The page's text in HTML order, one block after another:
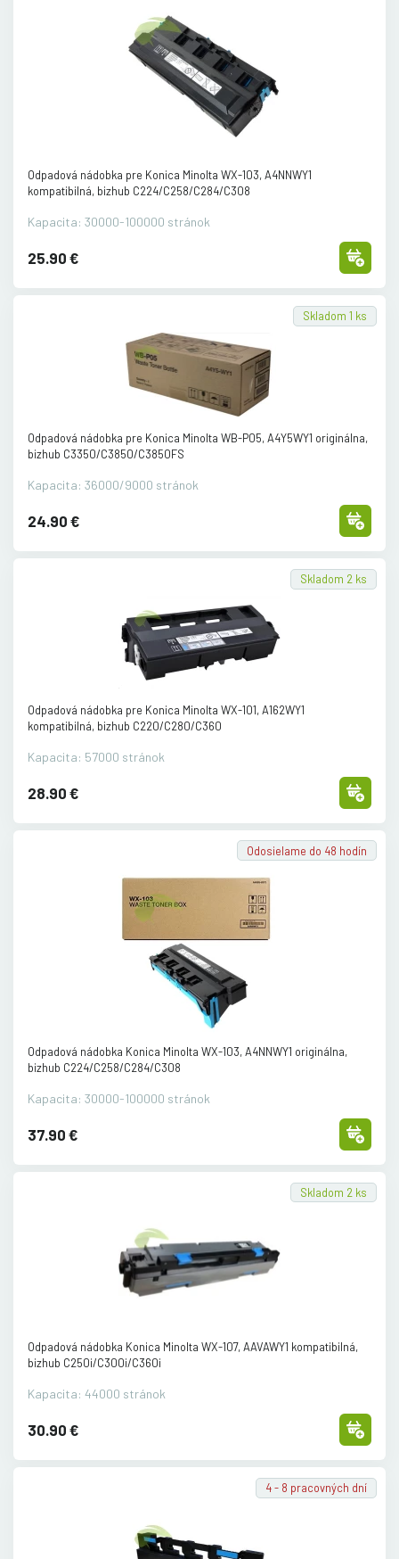
Odpadová nádobka pre Konica Minolta WX-103, A4NNWY1
kompatibilná, bizhub C224/C258/C284/C308
Kapacita: 30000-100000 stránok
25.90 €
Skladom 1 ks
Odpadová nádobka pre Konica Minolta WB-P05, A4Y5WY1 originálna,
bizhub C3350/C3850/C3850FS
Kapacita: 36000/9000 stránok
24.90 €
Skladom 2 ks
Odpadová nádobka pre Konica Minolta WX-101, A162WY1
kompatibilná, bizhub C220/C280/C360
Kapacita: 57000 stránok
28.90 €
Odosielame do 48 hodín
Odpadová nádobka Konica Minolta WX-103, A4NNWY1 originálna,
bizhub C224/C258/C284/C308
Kapacita: 30000-100000 stránok
37.90 €
Skladom 2 ks
Odpadová nádobka Konica Minolta WX-107, AAVAWY1 kompatibilná,
bizhub C250i/C300i/C360i
Kapacita: 44000 stránok
30.90 €
4 - 8 pracovných dní